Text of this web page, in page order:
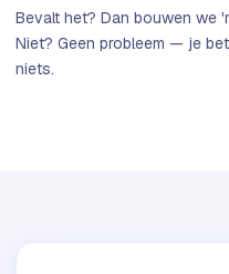
Bevalt het? Dan bouwen we
Niet? Geen probleem — je
niets.